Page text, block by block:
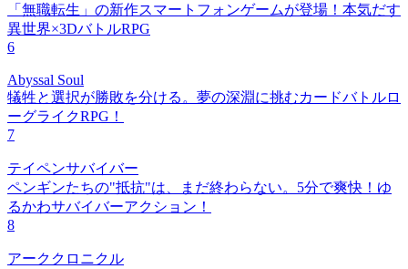
「無職転生」の新作スマートフォンゲームが登場！本気だす
異世界×3DバトルRPG
6
Abyssal Soul
犠牲と選択が勝敗を分ける。夢の深淵に挑むカードバトルロ
ーグライクRPG！
7
テイペンサバイバー
ペンギンたちの"抵抗"は、まだ終わらない。5分で爽快！ゆ
るかわサバイバーアクション！
8
アーククロニクル